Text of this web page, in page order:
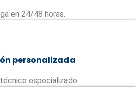
en 24/48 horas.
personalizada
especializado.